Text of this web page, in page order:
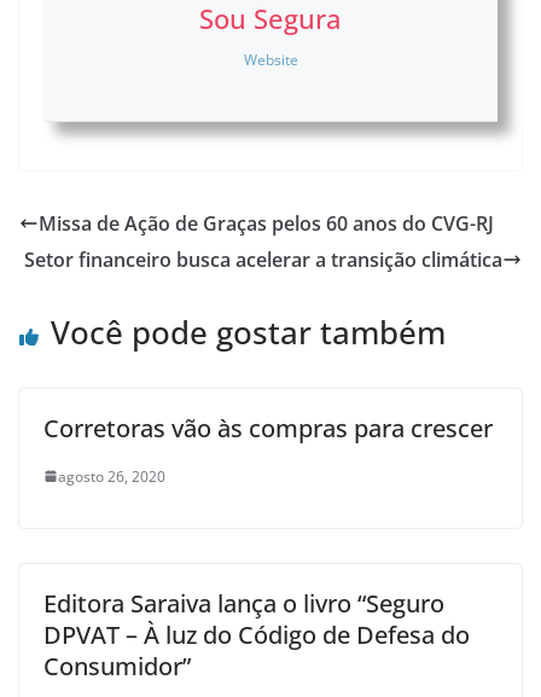
Sou Segura
Website
Missa de Ação de Graças pelos 60 anos do CVG-RJ
Setor financeiro busca acelerar a transição climática
Você pode gostar também
Corretoras vão às compras para crescer
agosto 26, 2020
Editora Saraiva lança o livro “Seguro
DPVAT – À luz do Código de Defesa do
Consumidor”